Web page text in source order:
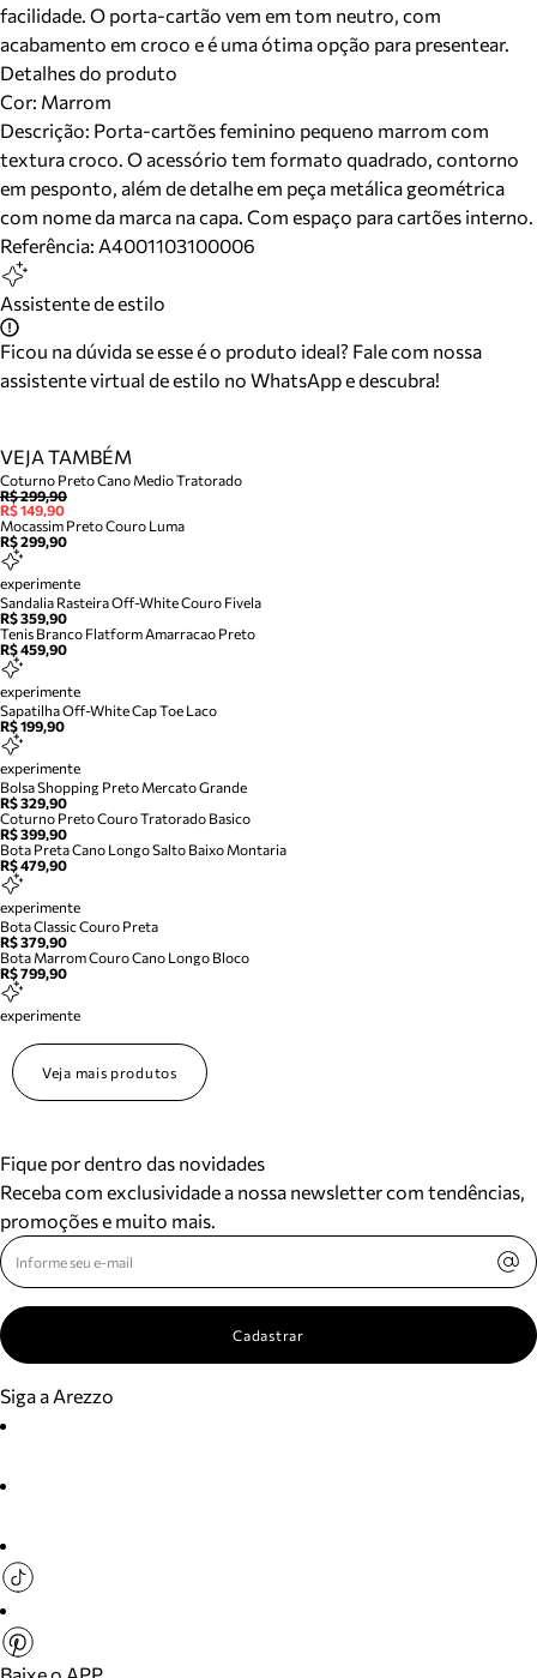
facilidade. O porta-cartão vem em tom neutro, com
acabamento em croco e é uma ótima opção para presentear.
Detalhes do produto
Cor: Marrom
Descrição: Porta-cartões feminino pequeno marrom com
textura croco. O acessório tem formato quadrado, contorno
em pesponto, além de detalhe em peça metálica geométrica
com nome da marca na capa. Com espaço para cartões interno.
Referência: A4001103100006
Assistente de estilo
Ficou na dúvida se esse é o produto ideal? Fale com nossa
assistente virtual de estilo no WhatsApp e descubra!
VEJA TAMBÉM
Coturno Preto Cano Medio Tratorado
R$ 299,90
R$ 149,90
Mocassim Preto Couro Luma
R$ 299,90
experimente
Sandalia Rasteira Off-White Couro Fivela
R$ 359,90
Tenis Branco Flatform Amarracao Preto
R$ 459,90
experimente
Sapatilha Off-White Cap Toe Laco
R$ 199,90
experimente
Bolsa Shopping Preto Mercato Grande
R$ 329,90
Coturno Preto Couro Tratorado Basico
R$ 399,90
Bota Preta Cano Longo Salto Baixo Montaria
R$ 479,90
experimente
Bota Classic Couro Preta
R$ 379,90
Bota Marrom Couro Cano Longo Bloco
R$ 799,90
experimente
Veja mais produtos
Fique por dentro das novidades
Receba com exclusividade a nossa newsletter com tendências,
promoções e muito mais.
Cadastrar
Siga a Arezzo